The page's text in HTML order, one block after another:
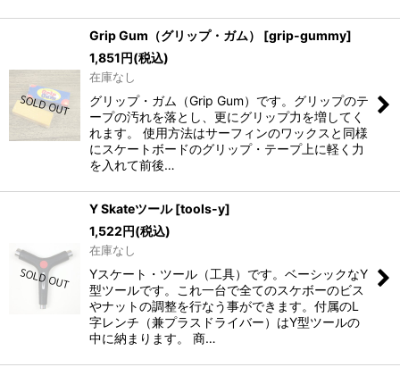
Grip Gum（グリップ・ガム） [grip-gummy]
1,851円(税込)
在庫なし
グリップ・ガム（Grip Gum）です。グリップのテ
ープの汚れを落とし、更にグリップ力を増してく
れます。 使用方法はサーフィンのワックスと同様
にスケートボードのグリップ・テープ上に軽く力
を入れて前後…
Y Skateツール [tools-y]
1,522円(税込)
在庫なし
Yスケート・ツール（工具）です。ベーシックなY
型ツールです。これ一台で全てのスケボーのビス
やナットの調整を行なう事ができます。付属のL
字レンチ（兼プラスドライバー）はY型ツールの
中に納まります。 商…